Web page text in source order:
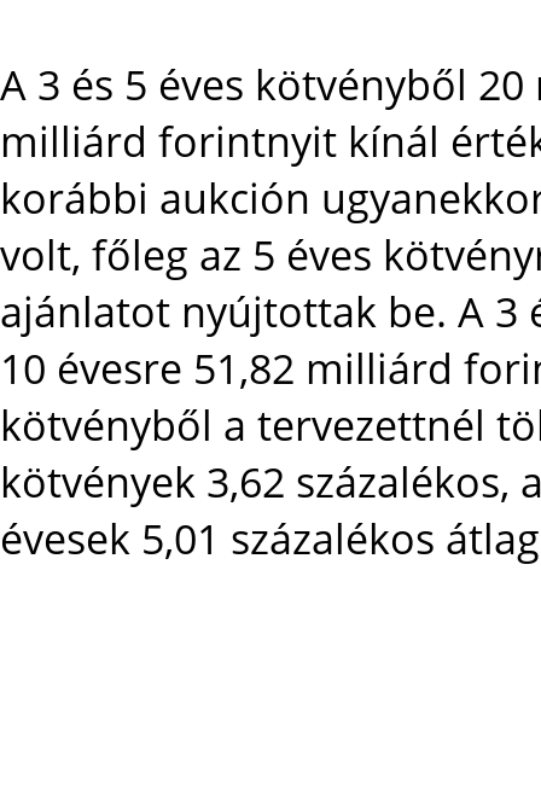
A 3 és 5 éves kötvényből
milliárd forintnyit kínál
korábbi aukción
volt, főleg az 5 éves
ajánlatot nyújtottak be. A 3
10 évesre 51,82 milliárd
kötvényből a tervezettnél
kötvények 3,62 százalékos,
évesek 5,01 százalékos